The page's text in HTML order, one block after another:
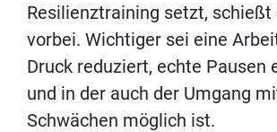
Resilienztraining setzt, schießt
vorbei. Wichtiger sei eine
Druck reduziert, echte Pausen
und in der auch der Umgang
Schwächen möglich ist.